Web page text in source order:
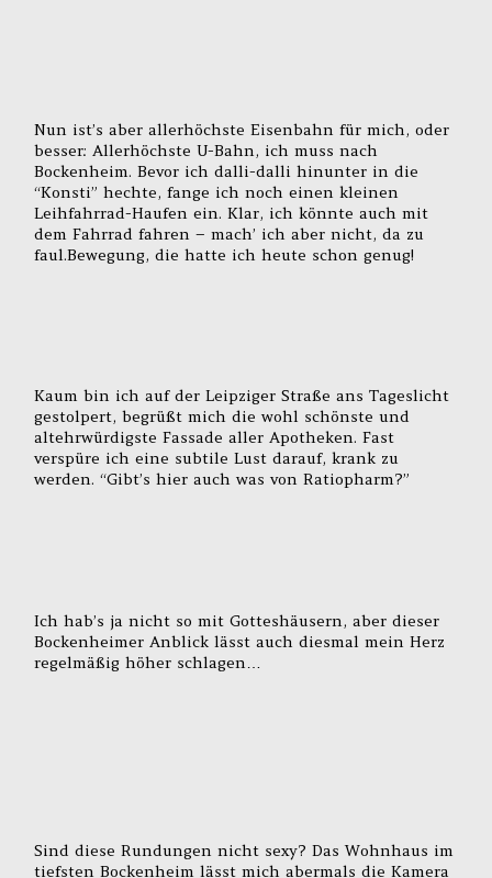
Nun ist’s aber allerhöchste Eisenbahn für mich, oder
besser: Allerhöchste U-Bahn, ich muss nach
Bockenheim. Bevor ich dalli-dalli hinunter in die
“Konsti” hechte, fange ich noch einen kleinen
Leihfahrrad-Haufen ein. Klar, ich könnte auch mit
dem Fahrrad fahren – mach’ ich aber nicht, da zu
faul.Bewegung, die hatte ich heute schon genug!
Kaum bin ich auf der Leipziger Straße ans Tageslicht
gestolpert, begrüßt mich die wohl schönste und
altehrwürdigste Fassade aller Apotheken. Fast
verspüre ich eine subtile Lust darauf, krank zu
werden. “Gibt’s hier auch was von Ratiopharm?”
Ich hab’s ja nicht so mit Gotteshäusern, aber dieser
Bockenheimer Anblick lässt auch diesmal mein Herz
regelmäßig höher schlagen…
Sind diese Rundungen nicht sexy? Das Wohnhaus im
tiefsten Bockenheim lässt mich abermals die Kamera